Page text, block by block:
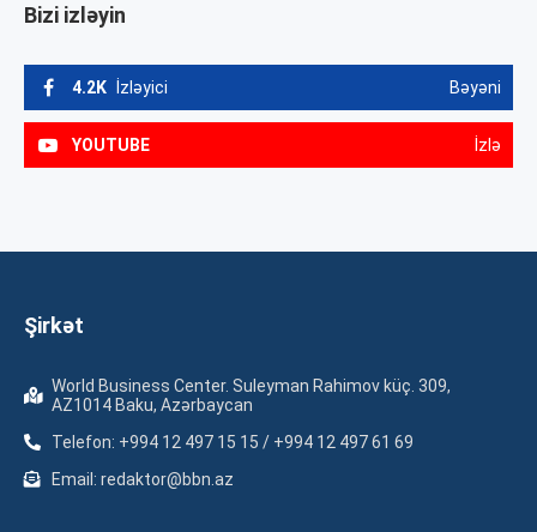
Bizi izləyin
4.2K İzləyici Bəyəni
YOUTUBE İzlə
Şirkət
World Business Center. Suleyman Rahimov küç. 309,
AZ1014 Baku, Azərbaycan
Telefon: +994 12 497 15 15 / +994 12 497 61 69
Email: redaktor@bbn.az